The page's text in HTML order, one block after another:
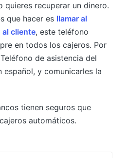
quieres recuperar un dinero.
que hacer es llamar al
cliente, este teléfono
en todos los cajeros. Por
de asistencia del
y comunicarles la
tienen seguros que
automáticos.